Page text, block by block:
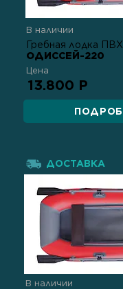
В наличии
Гребная лодка ПВХ
ОДИССЕЙ-220
Цена
13.800 Р
ДОСТАВКА
В наличии